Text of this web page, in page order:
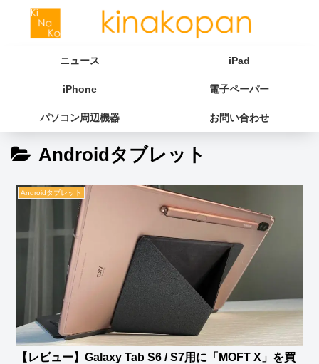
ニュース iPad
iPhone 電子ペーパー
パソコン周辺機器 お問い合わせ
Androidタブレット
Androidタブレット
【レビュー】Galaxy Tab S6 / S7用に「MOFT X」を買